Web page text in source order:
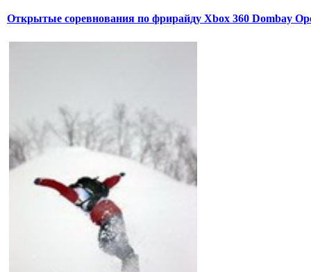
Открытые соревнования по фрирайду Xbox 360 Dombay